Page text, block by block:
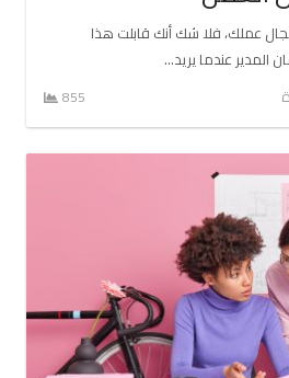
عملك، فلا شك أنك قابلت هذا
المدير عندما يريد…
855